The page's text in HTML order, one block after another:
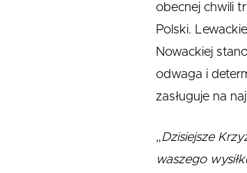
obecnej chwili
Polski.
Nowackiej
odwaga i
zasługuje na
„Dzisiejsze
waszego